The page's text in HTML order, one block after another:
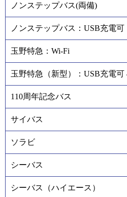
ノンステップバス(両備)
ノンステップバス：USB充電可
玉野特急：Wi-Fi
玉野特急（新型）：USB充電可
110周年記念バス
サイバス
ソラビ
シーバス
シーバス（ハイエース）